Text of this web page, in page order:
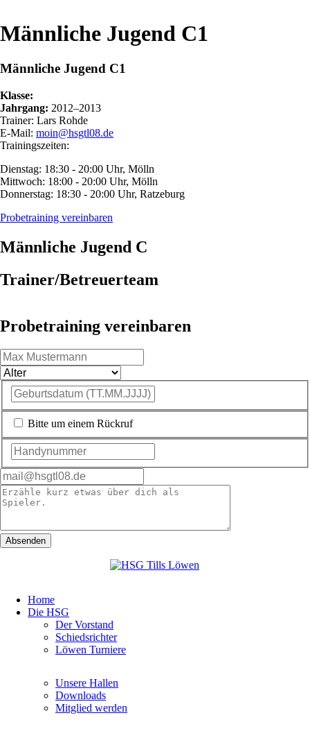
Männliche Jugend C1
Männliche Jugend C1
Klasse:
Jahrgang: 2012–2013
Trainer: Lars Rohde
E-Mail: moin@hsgtl08.de
Trainingszeiten:
Dienstag: 18:30 - 20:00 Uhr, Mölln
Mittwoch: 18:00 - 20:00 Uhr, Mölln
Donnerstag: 18:30 - 20:00 Uhr, Ratzeburg
Probetraining vereinbaren
Männliche Jugend C
Trainer/Betreuerteam
Probetraining vereinbaren
Bitte um einem Rückruf
Absenden
überspringen
Home
Die HSG
Navigation
überspringen
Der Vorstand
Schiedsrichter
Löwen Turniere
Navigation
überspringen
Unsere Hallen
Downloads
Mitglied werden